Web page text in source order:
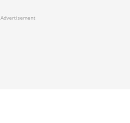
Advertisement